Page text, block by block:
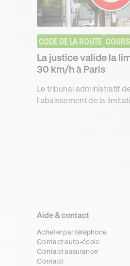
CODE DE LA ROUTE COURS
La justice valide la
30 km/h à Paris
Le tribunal administratif
l'abaissement de la
Aide & contact
Acheter par téléphone
Contact auto-école
Contact assurance
Contact